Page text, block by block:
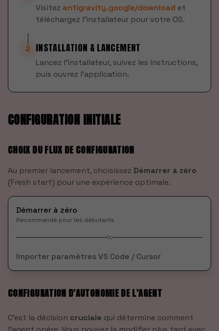
Visitez antigravity.google/download et
téléchargez l'installateur pour votre OS.
2 INSTALLATION & LANCEMENT
Lancez l'installateur, suivez les instructions,
puis ouvrez l'application.
CONFIGURATION INITIALE
CHOIX DU FLUX DE CONFIGURATION
Au premier lancement, choisissez Démarrer à zéro
(Fresh start) pour une expérience optimale.
Démarrer à zéro
Recommandé pour les débutants
OU
Importer paramètres VS Code / Cursor
CONFIGURATION D'AUTONOMIE DE L'AGENT
C'est la décision cruciale qui détermine comment